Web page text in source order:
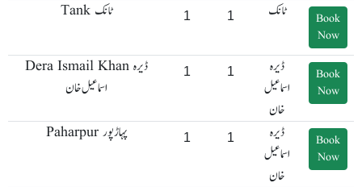
Tank ٹانک 1 1 ٹانک
Book
Now
Dera Ismail Khan ڈیرہ
اسماعیل خان
1 1
ڈیرہ
اسماعیل
خان
Book
Now
Paharpur پہاڑپور 1 1
ڈیرہ
اسماعیل
خان
Book
Now